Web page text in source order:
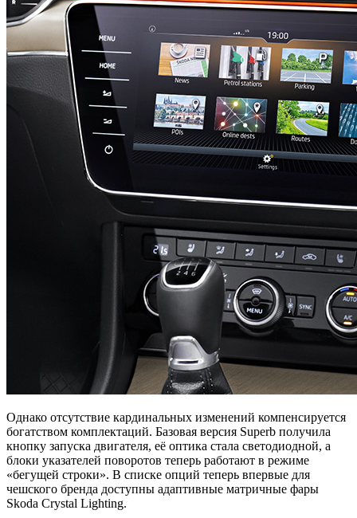
Однако отсутствие кардинальных изменений компенсируется
богатством комплектаций. Базовая версия Superb получила
кнопку запуска двигателя, её оптика стала светодиодной, а
блоки указателей поворотов теперь работают в режиме
«бегущей строки». В списке опций теперь впервые для
чешского бренда доступны адаптивные матричные фары
Skoda Crystal Lighting.